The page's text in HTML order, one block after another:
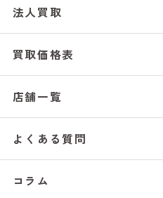
法人買取
買取価格表
店舗一覧
よくある質問
コラム